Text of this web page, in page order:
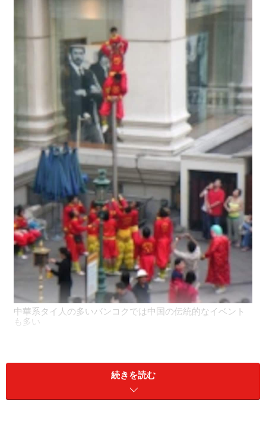
中華系タイ人の多いバンコクでは中国の伝統的なイベント
も多い
かもしれませんが、古くからバンコクには中華系タイ人
が数多く住んでいるのです。
続きを読む